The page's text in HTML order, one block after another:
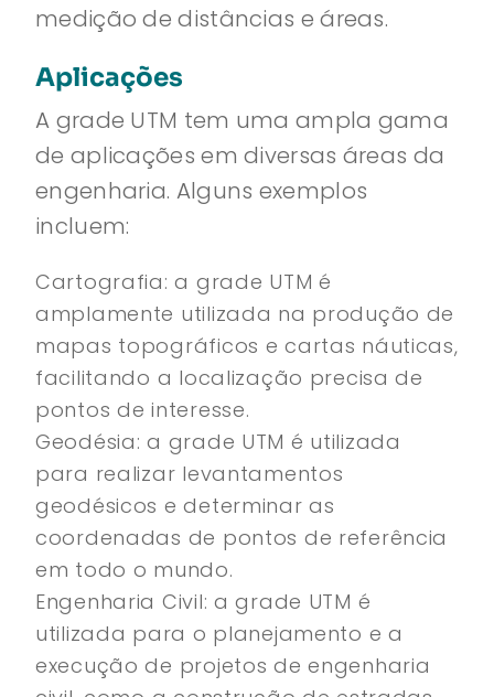
medição de distâncias e áreas.
Aplicações
A grade UTM tem uma ampla gama
de aplicações em diversas áreas da
engenharia. Alguns exemplos
incluem:
Cartografia: a grade UTM é
amplamente utilizada na produção de
mapas topográficos e cartas náuticas,
facilitando a localização precisa de
pontos de interesse.
Geodésia: a grade UTM é utilizada
para realizar levantamentos
geodésicos e determinar as
coordenadas de pontos de referência
em todo o mundo.
Engenharia Civil: a grade UTM é
utilizada para o planejamento e a
execução de projetos de engenharia